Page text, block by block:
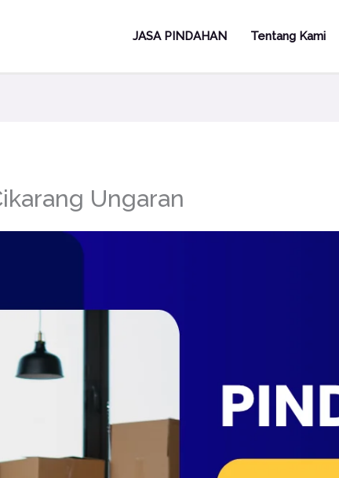
JASA PINDAHAN Tentang Kami
Ungaran